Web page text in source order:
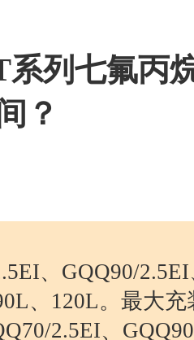
系列七氟丙
？
、GQQ90/
、120L。最大充
2.5EI、